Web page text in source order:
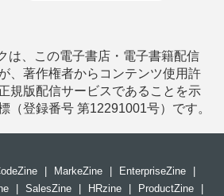
は、この電子書店・電子書籍配信
、著作権者からコンテンツ使用許
規版配信サービスであることを示
（登録番号 第12291001号）です。
MarkeZine EnterpriseZine
SalesZine HRzine ProductZine